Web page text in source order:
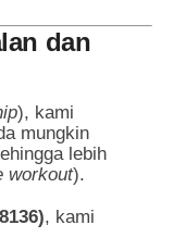
dan
), kami
mungkin
lebih
workout).
, kami